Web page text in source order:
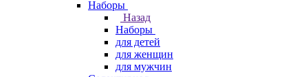
Наборы
Назад
Наборы
для детей
для женщин
для мужчин